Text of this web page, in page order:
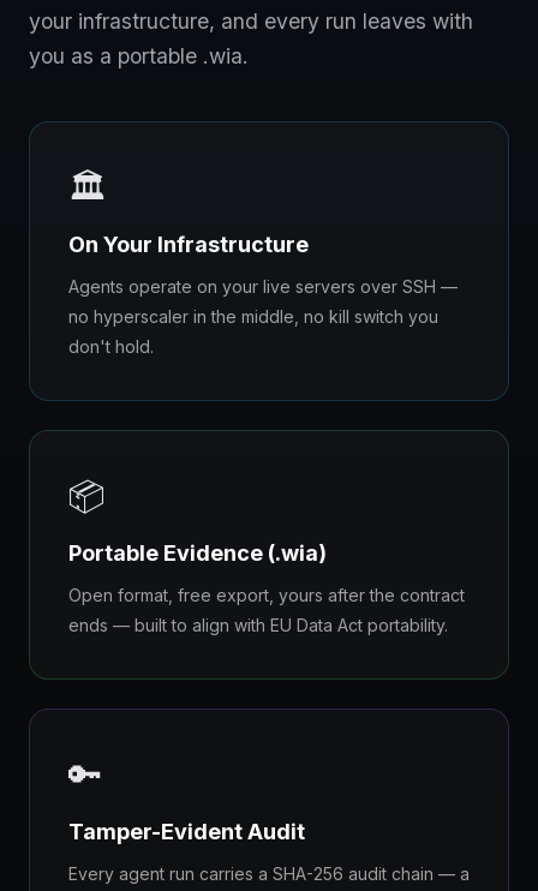
your infrastructure, and every run leaves with
you as a portable .wia.
🏛️
On Your Infrastructure
Agents operate on your live servers over SSH —
no hyperscaler in the middle, no kill switch you
don't hold.
📦
Portable Evidence (.wia)
Open format, free export, yours after the contract
ends — built to align with EU Data Act portability.
🔑
Tamper-Evident Audit
Every agent run carries a SHA-256 audit chain — a